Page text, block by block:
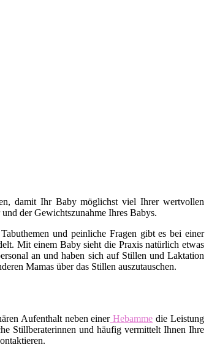
damit Ihr Baby möglichst viel Ihrer wertvollen
der Gewichtszunahme Ihres Babys.
und peinliche Fragen gibt es bei einer
Mit einem Baby sieht die Praxis natürlich etwas
an und haben sich auf Stillen und Laktation
Mamas über das Stillen auszutauschen.
Aufenthalt neben einerHebamme die Leistung
Stillberaterinnen und häufig vermittelt Ihnen Ihre